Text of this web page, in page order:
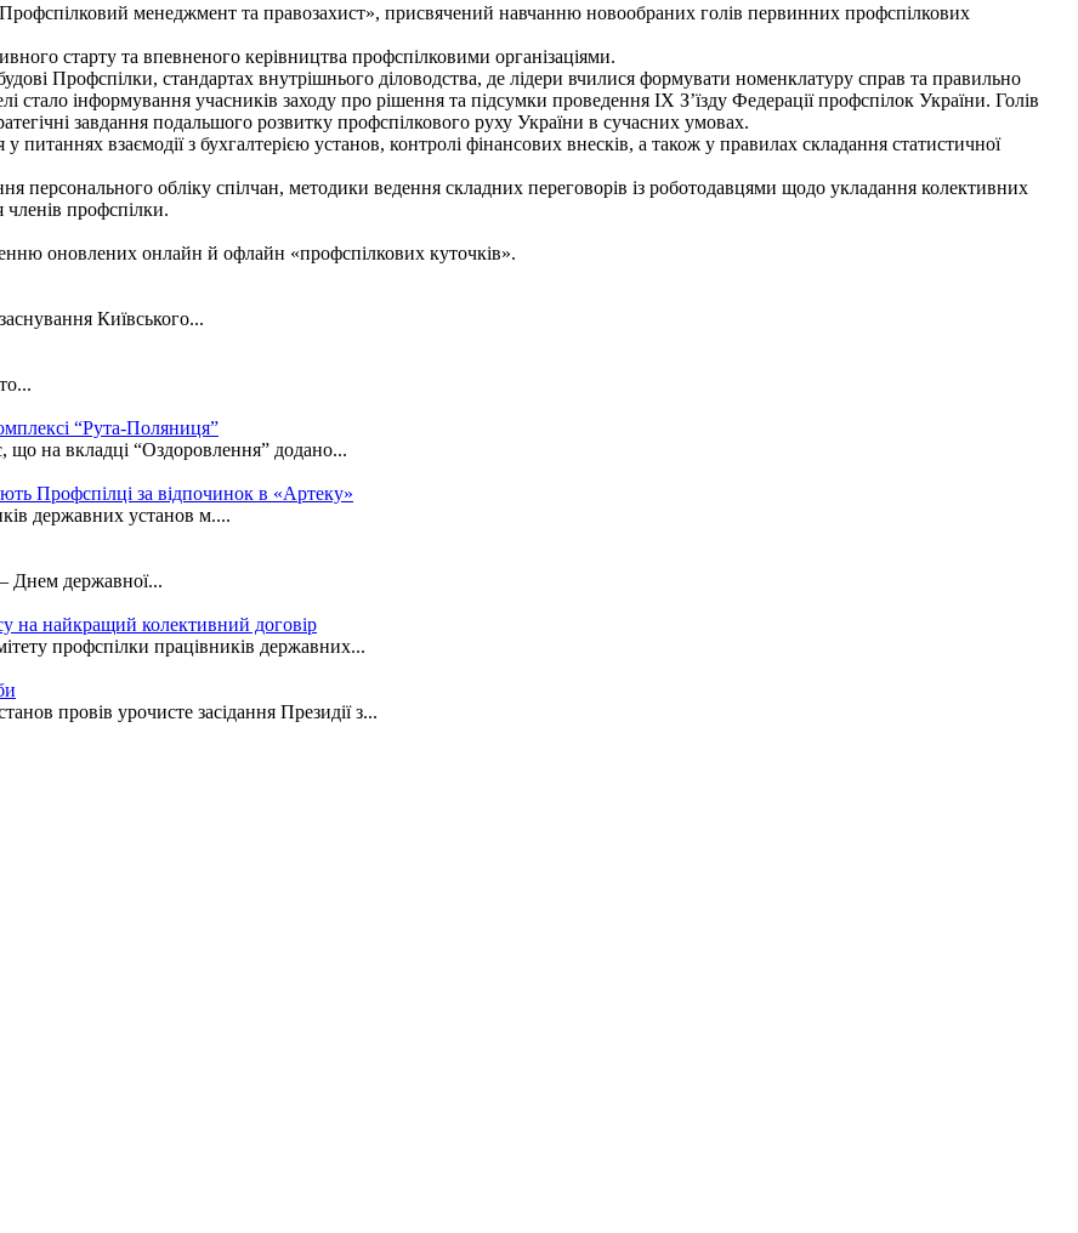
менеджмент та правозахист», присвячений навчанню новообраних голів первинних профспілкових
старту та впевненого керівництва профспілковими організаціями.
Профспілки, стандартах внутрішнього діловодства, де лідери вчилися формувати номенклатуру справ та правильно
стало інформування учасників заходу про рішення та підсумки проведення ІХ З’їзду Федерації профспілок України. Голів
завдання подальшого розвитку профспілкового руху України в сучасних умовах.
взаємодії з бухгалтерією установ, контролі фінансових внесків, а також у правилах складання статистичної
персонального обліку спілчан, методики ведення складних переговорів із роботодавцями щодо укладання колективних
членів профспілки.
оновлених онлайн й офлайн «профспілкових куточків».
Київського...
“Рута-Поляниця”
що на вкладці “Оздоровлення” додано...
Профспілці за відпочинок в «Артеку»
державних установ м....
Днем державної...
на найкращий колективний договір
профспілки працівників державних...
провів урочисте засідання Президії з...